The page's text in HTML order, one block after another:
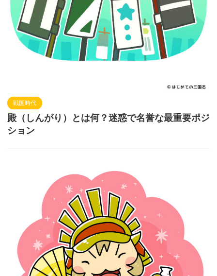
戦国時代
殿（しんがり）とは何？迷惑で名誉な最重要ポジ
ション